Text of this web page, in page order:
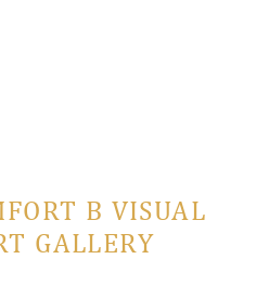
В VISUAL
GALLERY